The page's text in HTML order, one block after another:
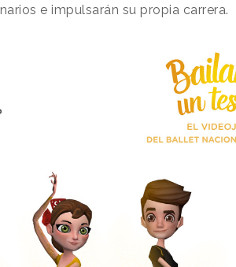
e impulsarán su propia carrera.